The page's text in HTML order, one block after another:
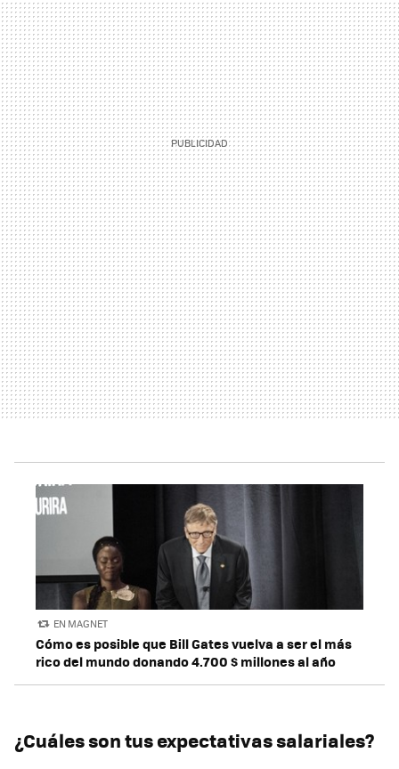
EN MAGNET
Cómo es posible que Bill Gates vuelva a ser el más
rico del mundo donando 4.700 $ millones al año
¿Cuáles son tus expectativas salariales?